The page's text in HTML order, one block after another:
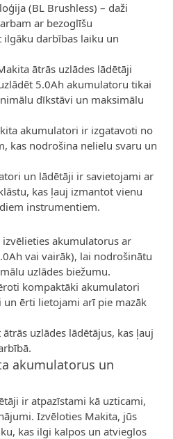
(BL Brushless) – daži
ar bezoglīšu
darbības laiku un
ātrās uzlādes lādētāji
5.0Ah akumulatoru tikai
dīkstāvi un maksimālu
akumulatori ir izgatavoti no
kas nodrošina nelielu svaru un
un lādētāji ir savietojami ar
kas ļauj izmantot vienu
instrumentiem.
akumulatorus ar
vai vairāk), lai nodrošinātu
uzlādes biežumu.
kompaktāki akumulatori
un ērti lietojami arī pie mazāk
uzlādes lādētājus, kas ļauj
akumulatorus un
ir atpazīstami kā uzticami,
Izvēloties Makita, jūs
kas ilgi kalpos un atvieglos